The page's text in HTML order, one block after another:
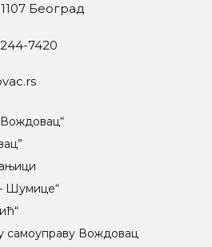
Београд
7420
Шумице“
самоуправу Вождовац